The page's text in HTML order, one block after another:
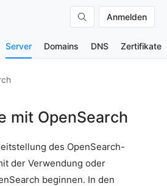
Anmelden
Server Domains DNS Zertifikate
mit OpenSearch
des OpenSearch-
der Verwendung oder
beginnen. In den